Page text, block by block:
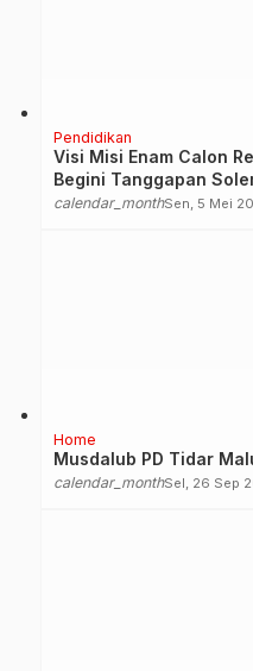
Pendidikan
Visi Misi Enam Calon
Begini Tanggapan
calendar_monthSen, 5 Mei
Home
Musdalub PD Tidar
calendar_monthSel, 26 Sep